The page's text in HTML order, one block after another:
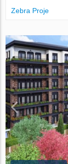
Zebra Proje